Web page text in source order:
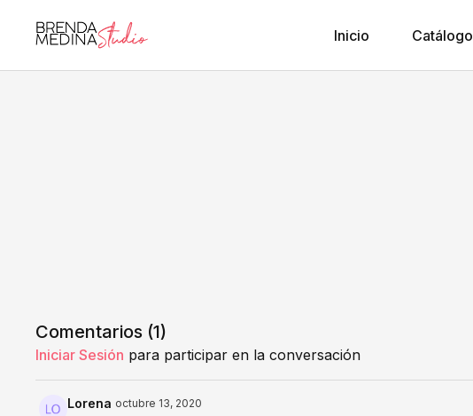
Inicio Catálogo
Comentarios (1)
Iniciar Sesión para participar en la conversación
Lorena octubre 13, 2020